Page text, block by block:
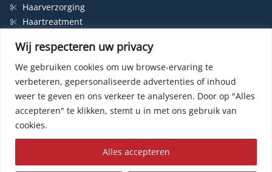
Wij respecteren uw privacy
We gebruiken cookies om uw browse-ervaring te
verbeteren, gepersonaliseerde advertenties of inhoud
weer te geven en ons verkeer te analyseren. Door op "Alles
accepteren" te klikken, stemt u in met ons gebruik van
cookies.
Alles accepteren
Haarverzorging
Haartreatment
Styling
Shampoo
Haarverf
Permanente haarverf
Semi-permanente haarverf
Haarverf zonder ammonia